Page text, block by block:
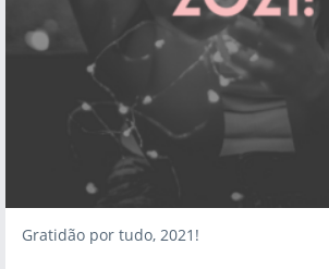
Gratidão por tudo, 2021!